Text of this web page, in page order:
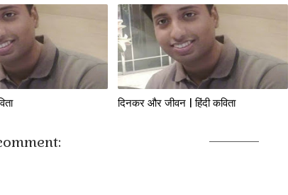
दिनकर और जीवन | हिंदी कविता